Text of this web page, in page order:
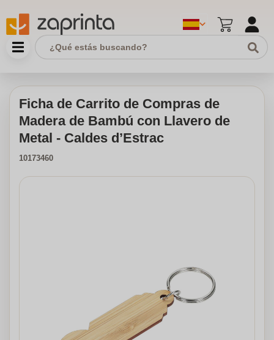
Ficha de Carrito de Compras de
Madera de Bambú con Llavero de
Metal - Caldes d’Estrac
10173460